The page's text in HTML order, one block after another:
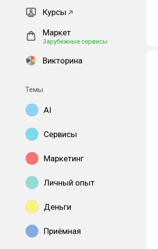
Курсы
Маркет
Зарубежные сервисы
Викторина
Темы
AI
Сервисы
Маркетинг
Личный опыт
Деньги
Приёмная